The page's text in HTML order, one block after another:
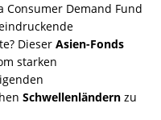
Consumer Demand Fund
Dieser Asien-Fonds
starken
Schwellenländern zu